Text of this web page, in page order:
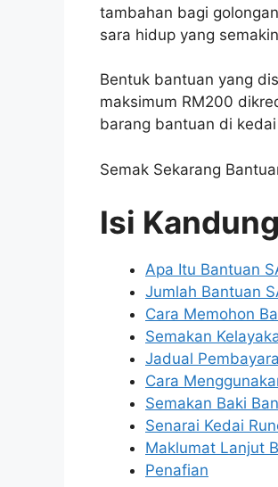
tambahan bagi
sara hidup yang
Bentuk bantuan yang
maksimum RM200
barang bantuan di
Semak Sekarang
Isi
Apa Itu Bantuan
Jumlah Bantuan
Cara Memohon
Semakan
Jadual
Cara
Semakan Baki
Senarai Kedai
Maklumat Lanjut
Penafian